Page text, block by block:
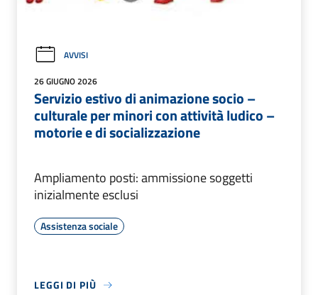
AVVISI
26 GIUGNO 2026
Servizio estivo di animazione socio –
culturale per minori con attività ludico –
motorie e di socializzazione
Ampliamento posti: ammissione soggetti
inizialmente esclusi
Assistenza sociale
LEGGI DI PIÙ